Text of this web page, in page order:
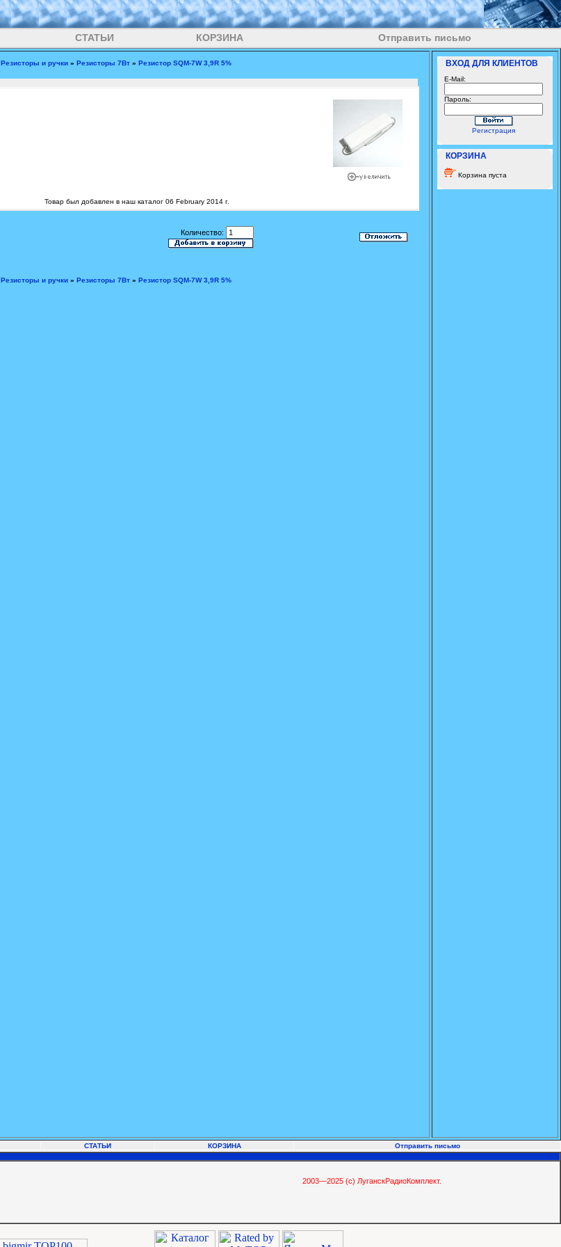
СТАТЬИ КОРЗИНА Отправить письмо
Резисторы и ручки » Резисторы 7Вт » Резистор SQM-7W 3,9R 5%
Товар был добавлен в наш каталог 06 February 2014 г.
Количество:
Резисторы и ручки » Резисторы 7Вт » Резистор SQM-7W 3,9R 5%
ВХОД ДЛЯ КЛИЕНТОВ
E-Mail:
Пароль:
Регистрация
КОРЗИНА
Корзина пуста
СТАТЬИ КОРЗИНА Отправить письмо
2003—2025 (c) ЛуганскРадиоКомплект.